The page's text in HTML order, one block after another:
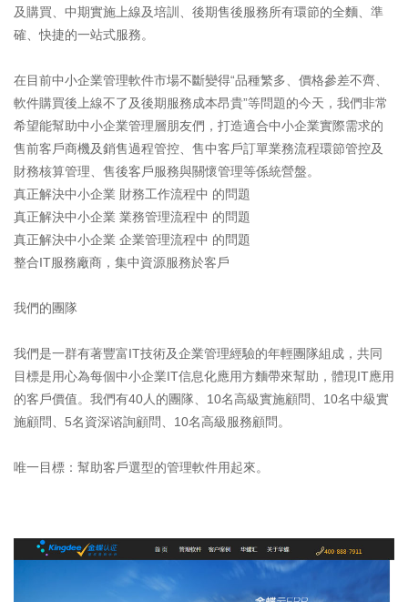
及購買、中期實施上線及培訓、後期售後服務所有環節的全麵、準
確、快捷的一站式服務。
在目前中小企業管理軟件市場不斷變得“品種繁多、價格參差不齊、
軟件購買後上線不了及後期服務成本昂貴”等問題的今天，我們非常
希望能幫助中小企業管理層朋友們，打造適合中小企業實際需求的
售前客戶商機及銷售過程管控、售中客戶訂單業務流程環節管控及
財務核算管理、售後客戶服務與關懷管理等係統營盤。
真正解決中小企業 財務工作流程中 的問題
真正解決中小企業 業務管理流程中 的問題
真正解決中小企業 企業管理流程中 的問題
整合IT服務廠商，集中資源服務於客戶
我們的團隊
我們是一群有著豐富IT技術及企業管理經驗的年輕團隊組成，共同
目標是用心為每個中小企業IT信息化應用方麵帶來幫助，體現IT應用
的客戶價值。我們有40人的團隊、10名高級實施顧問、10名中級實
施顧問、5名資深谘詢顧問、10名高級服務顧問。
唯一目標：幫助客戶選型的管理軟件用起來。